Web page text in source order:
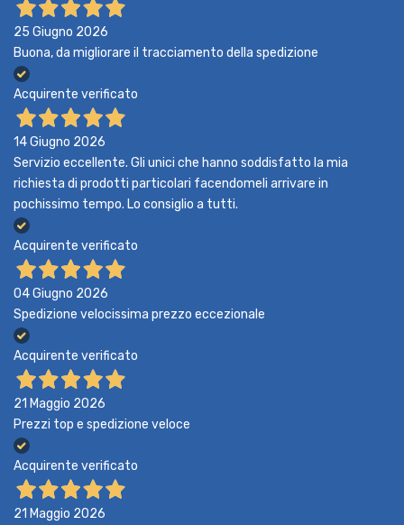
25 Giugno 2026
Buona, da migliorare il tracciamento della spedizione
Acquirente verificato
14 Giugno 2026
Servizio eccellente. Gli unici che hanno soddisfatto la mia
richiesta di prodotti particolari facendomeli arrivare in
pochissimo tempo. Lo consiglio a tutti.
Acquirente verificato
04 Giugno 2026
Spedizione velocissima prezzo eccezionale
Acquirente verificato
21 Maggio 2026
Prezzi top e spedizione veloce
Acquirente verificato
21 Maggio 2026